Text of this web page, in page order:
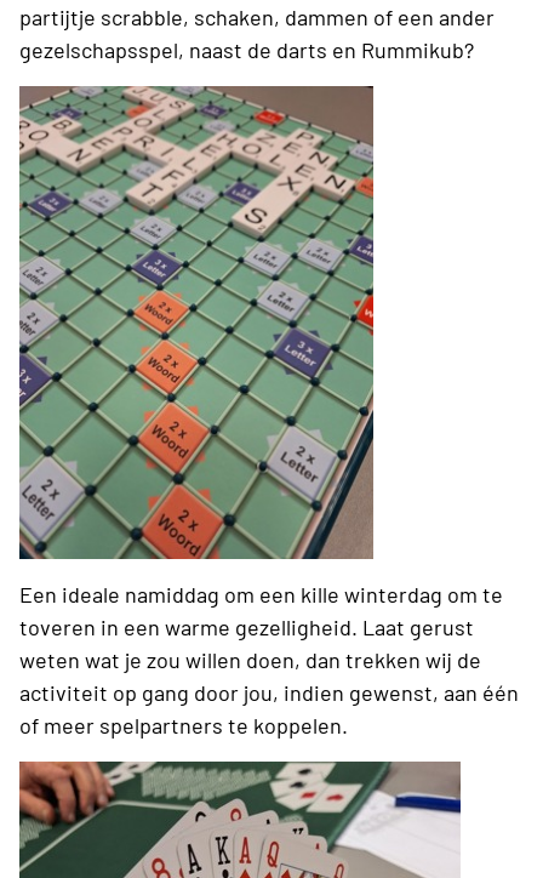
partijtje scrabble, schaken, dammen of een ander
gezelschapsspel, naast de darts en Rummikub?
Een ideale namiddag om een kille winterdag om te
toveren in een warme gezelligheid. Laat gerust
weten wat je zou willen doen, dan trekken wij de
activiteit op gang door jou, indien gewenst, aan één
of meer spelpartners te koppelen.